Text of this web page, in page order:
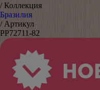
/ Коллекция
Бразилия
/ Артикул
PP72711-82